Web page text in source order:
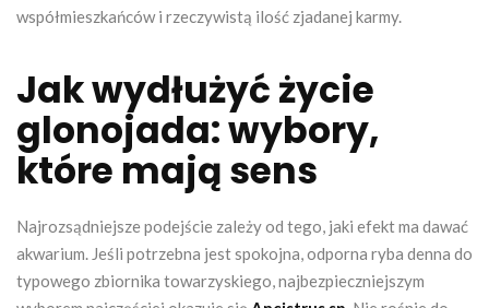
współmieszkańców i rzeczywistą ilość zjadanej karmy.
Jak wydłużyć życie
glonojada: wybory,
które mają sens
Najrozsądniejsze podejście zależy od tego, jaki efekt ma dawać
akwarium. Jeśli potrzebna jest spokojna, odporna ryba denna do
typowego zbiornika towarzyskiego, najbezpieczniejszym